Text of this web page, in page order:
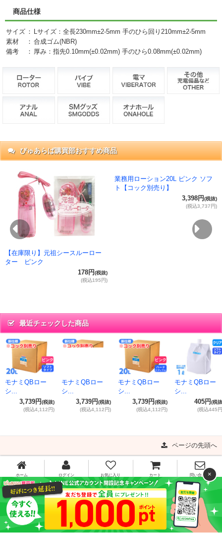
×
商品仕様
サイズ ：
Lサイズ：全長230mm±2-5mm 手のひら回り210mm±2-5mm
素材
： 合成ゴム(NBR)
備考
： 厚み：指先0.10mm(±0.02mm) 手のひら0.08mm(±0.02mm)
ぴゅあらば購買部おすすめ商品
Previous
【在庫限り】元祖シースルーロー
ター ピンク
178円(税抜)
(税込195円)
最近チェックした商品
モナミQBロー
シ...
3,739円(税抜)
(税込4,112円)
モナミQBロー
シ...
3,739円(税抜)
(税込4,112円)
モナミQBロー
シ...
3,739円(税抜)
(税込4,112円)
モナミQBロー
シ...
405円(税
(税込445
ページの先頭へ
ホーム ログイン お気に入り カート 問い合わせ
0120-341-910
[お問い合わせ受付時間]平日11:00～16:00
平日15時までのご注文で当日出荷!!